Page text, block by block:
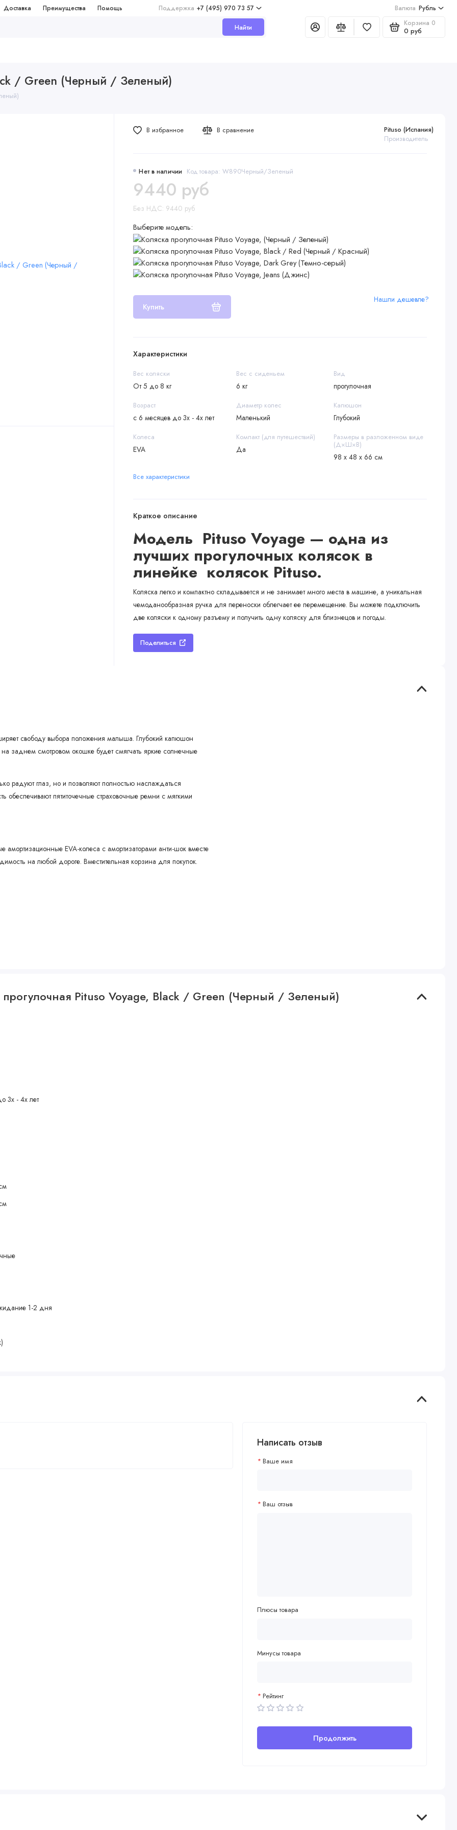
Доставка Преимущества Помощь Поддержка +7 (495) 970 73 57 Валюта Рубль
Найти Корзина 0
0 руб
/ Green (Черный / Зеленый)
Нет в наличии Код товара: W890Черный/Зеленый
Pituso (Испания)
Производитель
9440 руб
Без НДС: 9440 руб
Выберите модель:
Купить
Нашли дешевле?
В избранное В сравнение
Характеристики
Вес коляски
От 5 до 8 кг
Вес с сиденьем
6 кг
Вид
прогулочная
Возраст
с 6 месяцев до 3х - 4х лет
Диаметр колес
Маленький
Капюшон
Глубокий
Колеса
EVA
Компакт (для путешествий)
Да
Размеры в разложенном виде
(Д×Ш×В)
98 х 48 х 66 см
Все характеристики
Краткое описание
Модель Pituso Voyage — одна из
лучших прогулочных колясокв
линейке колясок Pituso.
Коляска легко и компактно складывается и не занимает много места в машине, а уникальная
чемоданообразная ручка для переноски облегчает ее перемещение. Вы можете подключить
две коляски к одному разъему и получить одну коляску для близнецов и погоды.
Поделиться
свободу выбора положения малыша. Глубокий капюшон
заднем смотровом окошке будет смягчать яркие солнечные
радуют глаз, но и позволяют полностью наслаждаться
пятиточечные страховочные ремни с мягкими
EVA-колеса с амортизаторами анти-шок вместе
на любой дороге. Вместительная корзина для покупок.
прогулочная Pituso Voyage, Black / Green (Черный / Зеленый)
3х - 4х лет
1-2 дня
Написать отзыв
Ваше имя
Ваш отзыв
Плюсы товара
Минусы товара
Рейтинг
Продолжить